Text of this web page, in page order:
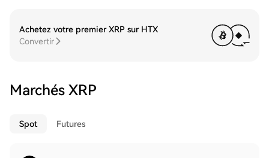
Achetez votre premier XRP sur HTX
Convertir
Marchés XRP
Spot Futures